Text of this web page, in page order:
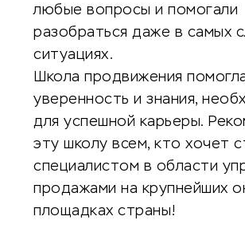
любые вопросы и помогали
разобраться даже в самых
ситуациях.
Школа продвижения
уверенность и знания,
для успешной карьеры.
эту школу всем, кто хочет
специалистом в области
продажами на крупнейших
площадках страны!